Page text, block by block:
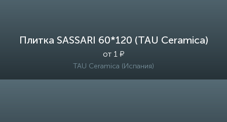
Плитка SASSARI 60*120 (TAU Ceramica)
от 1 ₽
TAU Ceramica (Испания)